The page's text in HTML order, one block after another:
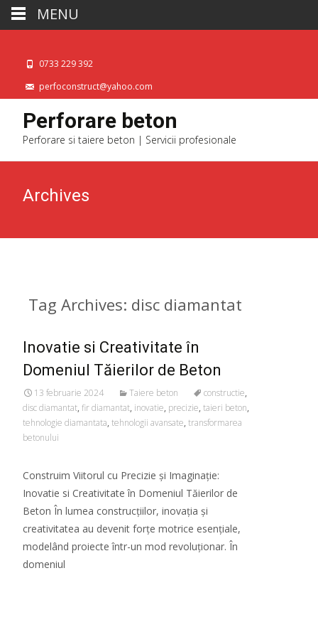
0733 229 392
perfoconstruct@yahoo.com
Perforare beton
Perforare si taiere beton | Servicii profesionale
Archives
Tag Archives: disc diamantat
Inovatie si Creativitate în
Domeniul Tăierilor de Beton
13 februarie 2024 Taiere beton constructie,
disc diamantat, fir diamantat, inovatie, precizie, taieri beton,
tehnologie diamantata, tehnologii avansate, transformarea
betonului
Construim Viitorul cu Precizie și Imaginație:
Inovatie si Creativitate în Domeniul Tăierilor de
Beton În lumea construcțiilor, inovația și
creativitatea au devenit forțe motrice esențiale,
modelând proiecte într-un mod revoluționar. În
domeniul
MENU